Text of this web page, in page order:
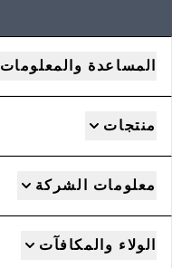
المساعدة والمعلومات
منتجات
معلومات الشركة
الولاء والمكافآت